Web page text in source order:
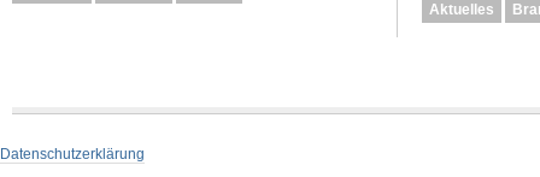
Aktuelles
Datenschutzerklärung